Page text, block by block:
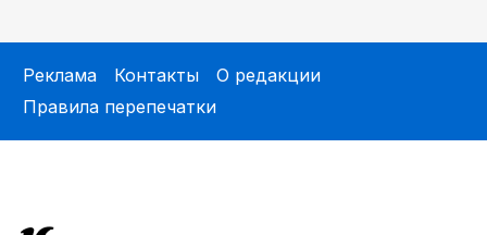
Реклама Контакты
О редакции
Правила перепечатки